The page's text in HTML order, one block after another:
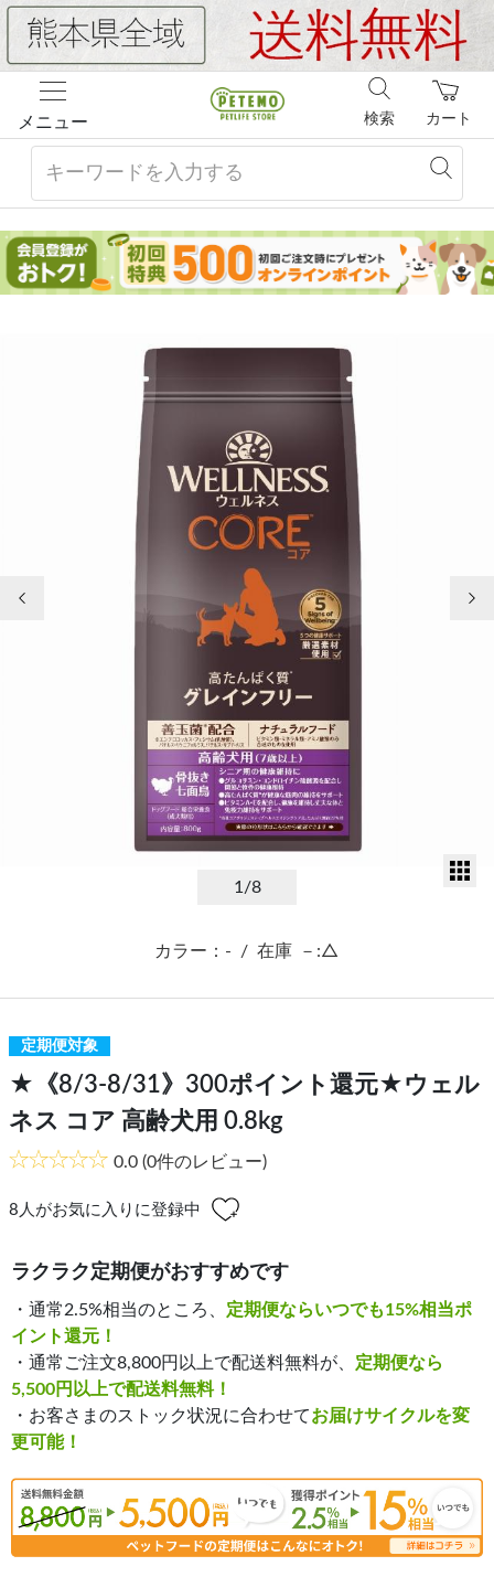
メニュー カート
検索
1/8
カラー：- / 在庫 －:△
定期便対象
★《8/3-8/31》300ポイント還元★ウェル
ネス コア 高齢犬用 0.8kg
0.0 (0件のレビュー)
8 人がお気に入りに登録中
ラクラク定期便がおすすめです
・通常2.5%相当のところ、 定期便ならいつでも15%相当ポ
イント還元！
・通常ご注文8,800円以上で配送料無料が、 定期便なら
5,500円以上で配送料無料！
・お客さまのストック状況に合わせてお届けサイクルを変
更可能！